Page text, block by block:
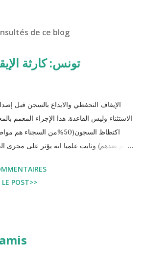
de ce blog
تونس: كارثة
الإيقاف التحفظي والايداع بالسجن قبل
الاستثناء وليس القاعدة. هذا الإجراء المعمم
اكتظاظ السجون(50%من
حكم ضدهم) وثابت علميا انه يؤثر على مجرى
التي قضاها تحفظيا . هذه الممارسات تسبب
و تجعل المواطن يحقد على المنظومة
Luanda"
POST>>